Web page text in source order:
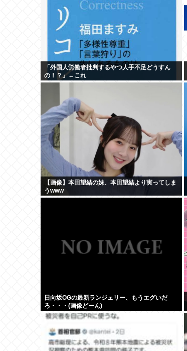
「外国人労働者批判するやつ人手不足どうすん
の！？」←これ
【画像】本田望結の妹、本田望結より実ってしま
うwww
日向坂OGの最新ランジェリー、もうエグいだ
ろ・・・(画像どーん)